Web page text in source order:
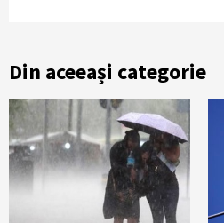
Din aceeași categorie